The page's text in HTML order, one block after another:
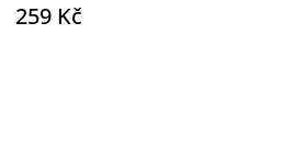
259 Kč